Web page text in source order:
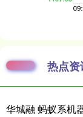
热点资
华城融 蚂蚁系机